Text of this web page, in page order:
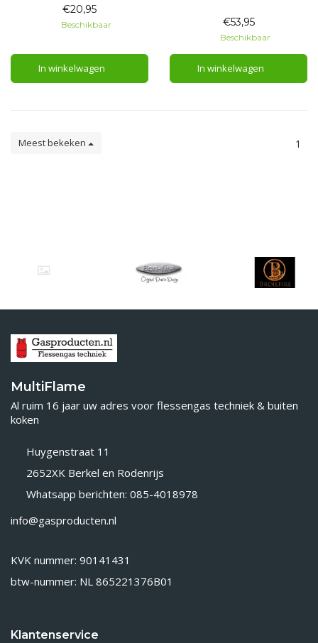
€20,95
Beschikbaar
In winkelwagen
€53,95
Beschikbaar
In winkelwagen
Meest bekeken 1
MultiFlame
Al ruim 16 jaar uw adres voor flessengas techniek & buiten
koken
Huygenstraat 11
2652XK Berkel en Rodenrijs
Whatsapp berichten: 085-4018978
info@gasproducten.nl
KVK nummer: 90141431
btw-nummer: NL 865221376B01
Klantenservice